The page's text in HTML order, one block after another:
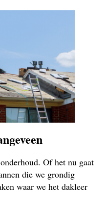
Of het nu gaat
die we grondig
waar we het dakleer